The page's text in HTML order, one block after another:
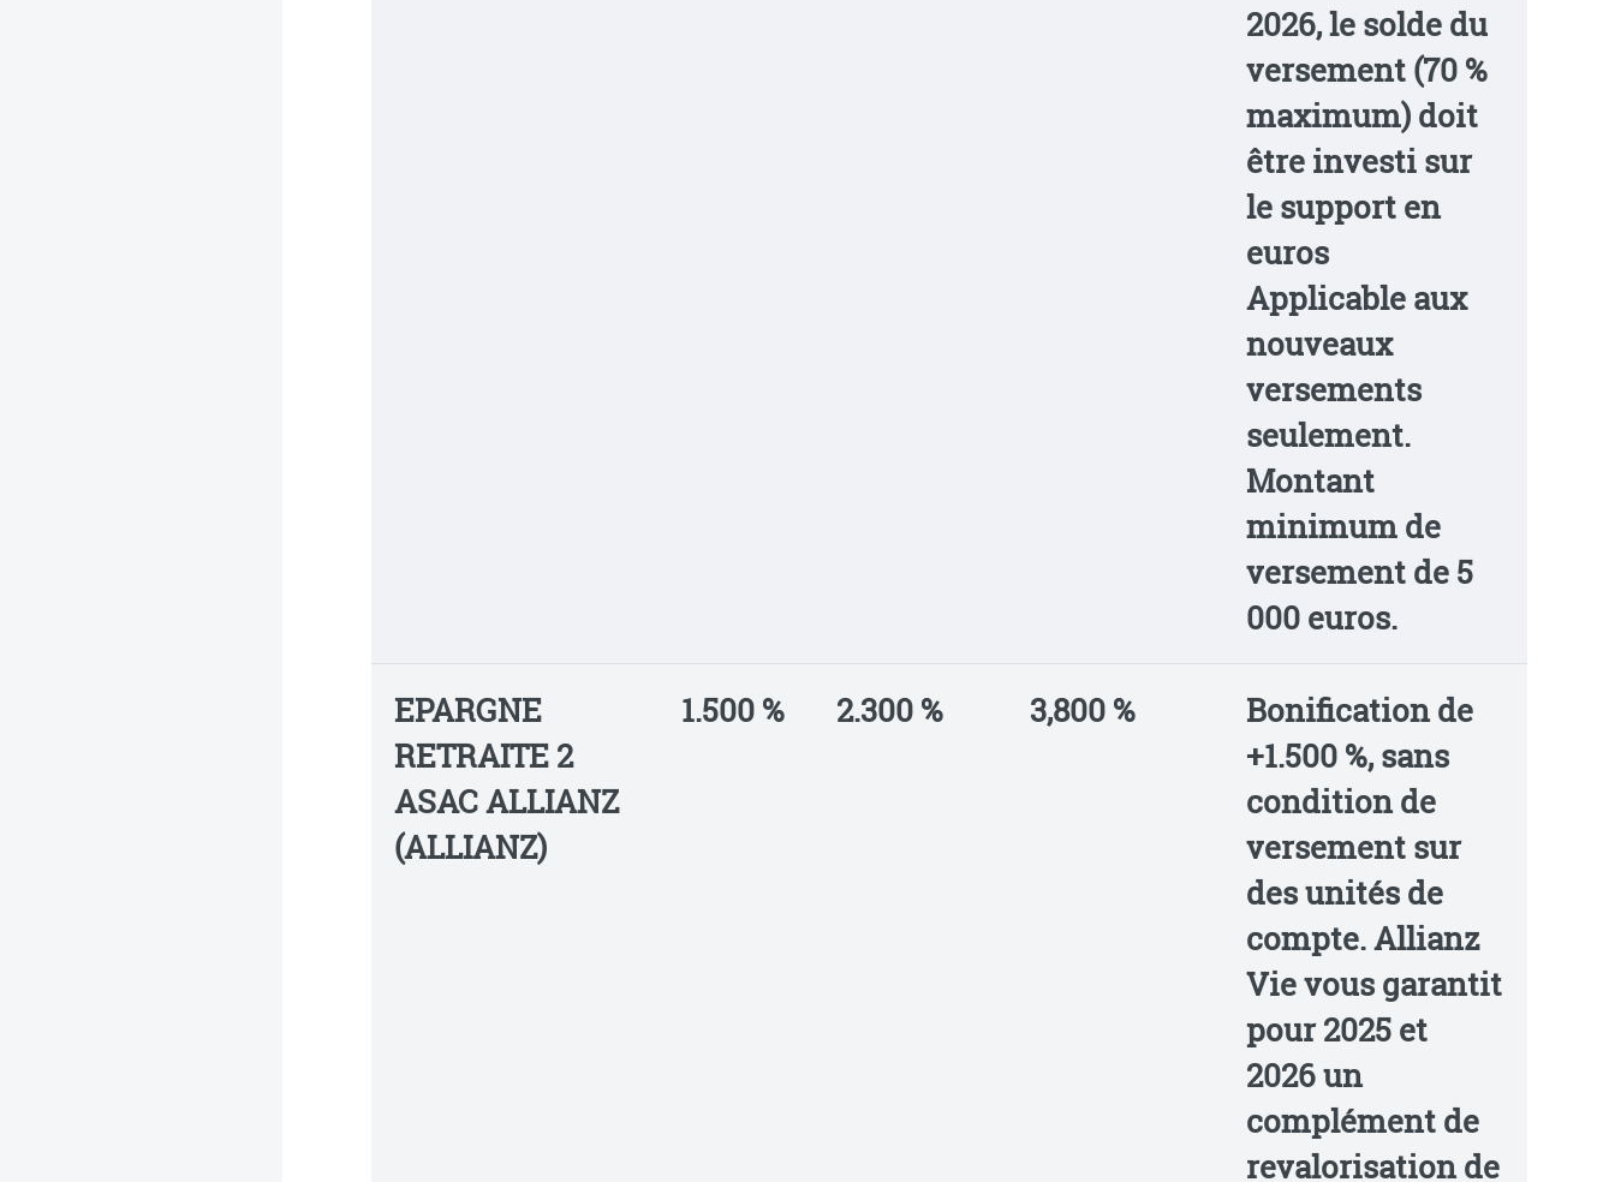
2026, le solde du
versement (70 %
maximum) doit
être investi sur
le support en
euros
Applicable aux
nouveaux
versements
seulement.
Montant
minimum de
versement de 5
000 euros.
EPARGNE
RETRAITE 2
ASAC ALLIANZ
(ALLIANZ)
1.500 % 2.300 % 3,800 %
Bonification de
+1.500 %, sans
condition de
versement sur
des unités de
compte.Allianz
Vie vous garantit
pour 2025 et
2026 un
complément de
revalorisation de